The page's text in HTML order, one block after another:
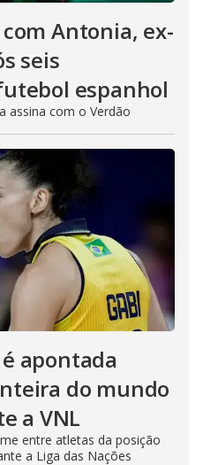
Antonia, ex-
seis
espanhol
assina com o Verdão
apontada
do mundo
a VNL
entre atletas da posição
a Liga das Nações